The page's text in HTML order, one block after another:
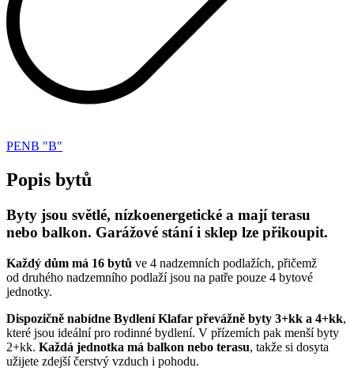
PENB "B"
Popis bytů
Byty jsou světlé, nízkoenergetické a mají terasu
nebo balkon. Garážové stání i sklep lze přikoupit.
Každý dům má 16 bytů ve 4 nadzemních podlažích, přičemž
od druhého nadzemního podlaží jsou na patře pouze 4 bytové
jednotky.
Dispozičně nabídne Bydlení Klafar převážně byty 3+kk a 4+kk,
které jsou ideální pro rodinné bydlení. V přízemích pak menší byty
2+kk. Každá jednotka má balkon nebo terasu, takže si dosyta
užijete zdejší čerstvý vzduch i pohodu.